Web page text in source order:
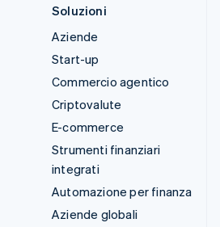
Soluzioni
Aziende
Start-up
Commercio agentico
Criptovalute
E-commerce
Strumenti finanziari
integrati
Automazione per finanza
Aziende globali